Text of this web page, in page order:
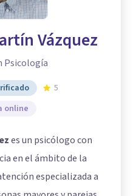
Vázquez
Psicología
5
online
es un psicólogo con
en el ámbito de la
especializada a